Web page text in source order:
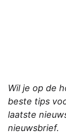
Wil je op de
beste tips
laatste
nieuwsbrief.